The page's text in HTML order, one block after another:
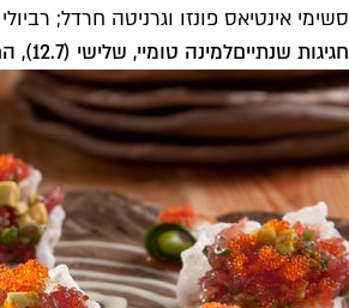
סשימי אינטיאס פונזו וגרניטה חרדל; רביולי
חגיגות שנתייםלמינה טומיי, שלישי (12.7), החל מ־19:00, מומלץ להזמין מקום מראש